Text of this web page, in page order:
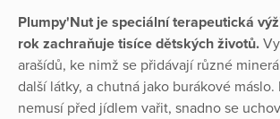
Plumpy'Nut je speciální terapeutická
rok zachraňuje tisíce dětských životů.
arašídů, ke nimž se přidávají různé
další látky, a chutná jako burákové máslo.
nemusí před jídlem vařit, snadno se